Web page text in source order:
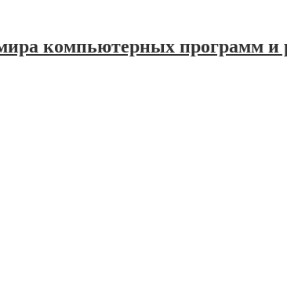
компьютерных программ и